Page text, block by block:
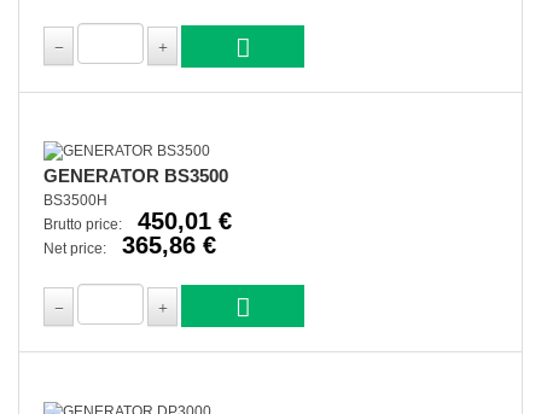
GENERATOR BS3500
BS3500H
Brutto price:
450,01 €
Net price: 365,86 €